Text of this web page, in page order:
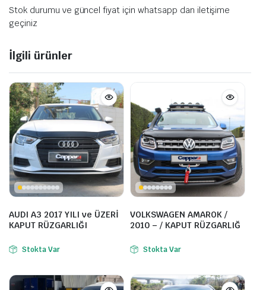
Stok durumu ve güncel fiyat için whatsapp dan iletişime
geçiniz
İlgili ürünler
AUDI A3 2017 YILI ve ÜZERİ
KAPUT RÜZGARLIĞI
Stokta Var
VOLKSWAGEN AMAROK /
2010 – / KAPUT RÜZGARLIĞ
Stokta Var